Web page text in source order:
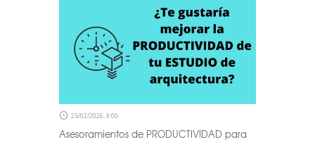
25/02/2026, 9:00
Asesoramientos de PRODUCTIVIDAD para